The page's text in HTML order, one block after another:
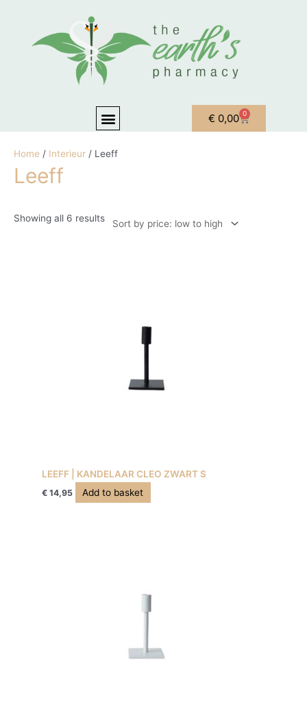
Menu € 0,00 0
Basket
Home / Interieur / Leeff
Leeff
Showing all 6 results
LEEFF | KANDELAAR CLEO ZWART S
€ 14,95 Add to basket